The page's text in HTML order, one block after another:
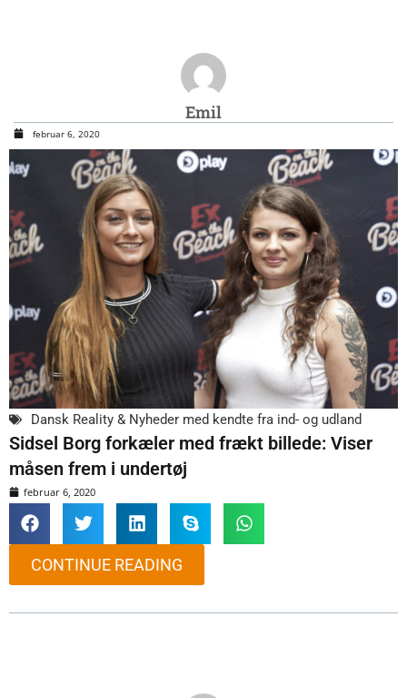
Emil
februar 6, 2020
Dansk Reality & Nyheder med kendte fra ind- og udland
Sidsel Borg forkæler med frækt billede: Viser
måsen frem i undertøj
februar 6, 2020
CONTINUE READING